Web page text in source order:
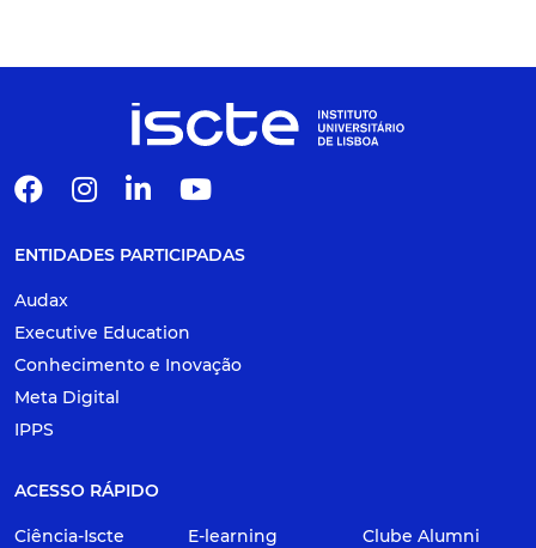
ENTIDADES PARTICIPADAS
Audax
Executive Education
Conhecimento e Inovação
Meta Digital
IPPS
ACESSO RÁPIDO
Ciência-Iscte
E-learning
Clube Alumni